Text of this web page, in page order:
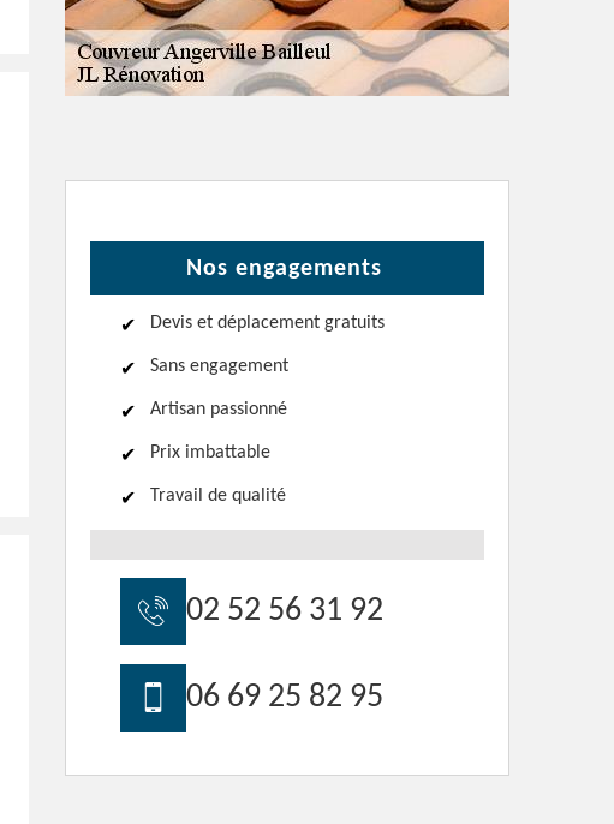
Nos engagements
Devis et déplacement gratuits
Sans engagement
Artisan passionné
Prix imbattable
Travail de qualité
02 52 56 31 92
06 69 25 82 95